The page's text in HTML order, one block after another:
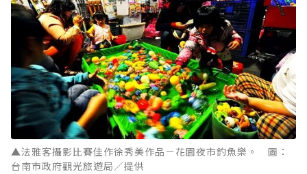
▲法雅客攝影比賽佳作徐秀美作品－花園夜市釣魚樂。 圖：
台南市政府觀光旅遊局／提供